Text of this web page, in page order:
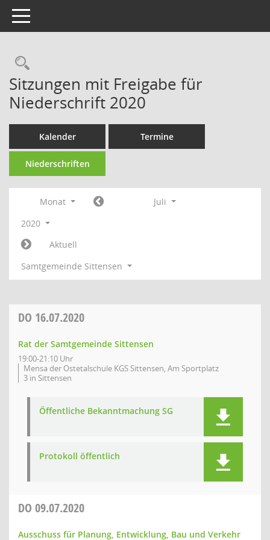
Toggle navigation
Rechercheauswahl
Sitzungen mit Freigabe für
Niederschrift 2020
Kalender Termine
Niederschriften
Monat
Juli
2020
Aktuell
Samtgemeinde Sittensen
DO 16.07.2020
Rat der Samtgemeinde Sittensen
19:00-21:10 Uhr
Mensa der Ostetalschule KGS Sittensen, Am Sportplatz
3 in Sittensen
Öffentliche Bekanntmachung SG
Protokoll öffentlich
DO 09.07.2020
Ausschuss für Planung, Entwicklung, Bau und Verkehr